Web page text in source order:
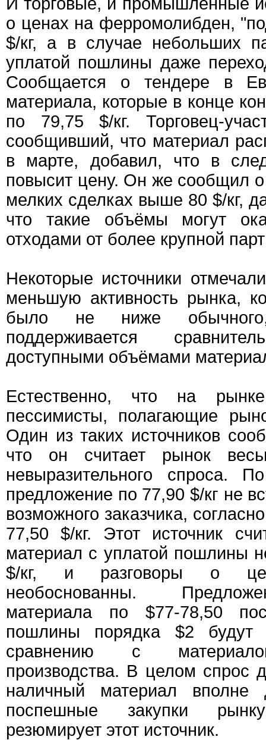
о ценах на ферромолибден,
$/кг, а в случае небольших
уплатой пошлины даже
Сообщается о тендере в
материала, которые в конце
по 79,75 $/кг. Торговец-
сообщивший, что материал
в марте, добавил, что в
повысит цену. Он же сообщил о
мелких сделках выше 80 $/кг,
что такие объёмы могут
отходами от более крупной
Некоторые источники
меньшую активность рынка,
было не ниже
поддерживается
доступными объёмами
Естественно, что на
пессимисты, полагающие
Один из таких источников
что он считает рынок
невыразительного спроса.
предложение по 77,90 $/кг не
возможного заказчика,
77,50 $/кг. Этот источник
материал с уплатой пошлины
$/кг, и разговоры о
необоснованны.
материала по $77-78,50
пошлины порядка $2 будут
сравнению с
производства. В целом спрос
наличный материал вполне
поспешные закупки
резюмирует этот источник.